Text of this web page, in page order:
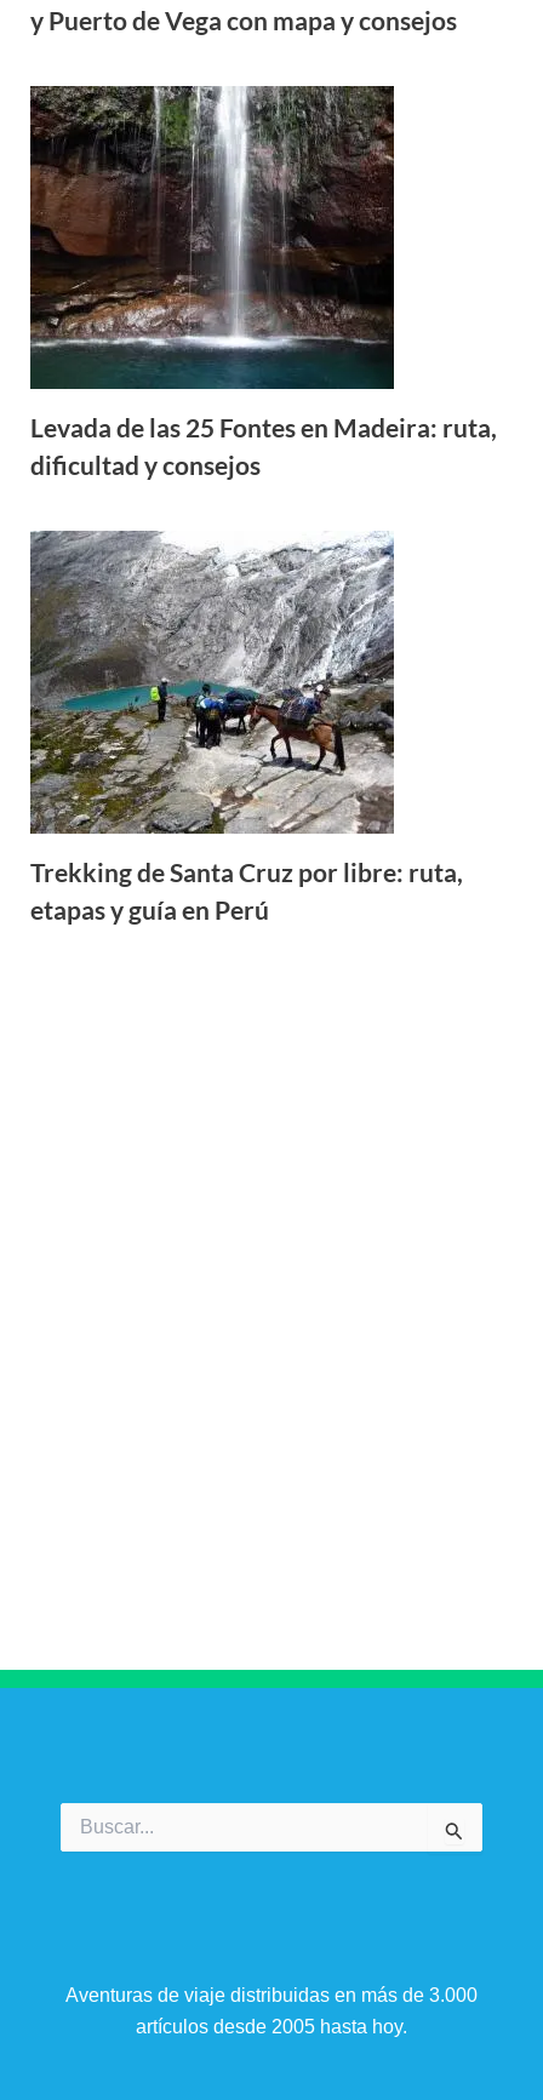
y Puerto de Vega con mapa y consejos
Levada de las 25 Fontes en Madeira: ruta,
dificultad y consejos
Trekking de Santa Cruz por libre: ruta,
etapas y guía en Perú
por:
Aventuras de viaje distribuidas en más de 3.000
artículos desde 2005 hasta hoy.